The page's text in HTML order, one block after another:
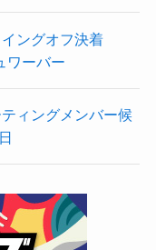
イングオフ決着
ワーバー
ィングメンバー候